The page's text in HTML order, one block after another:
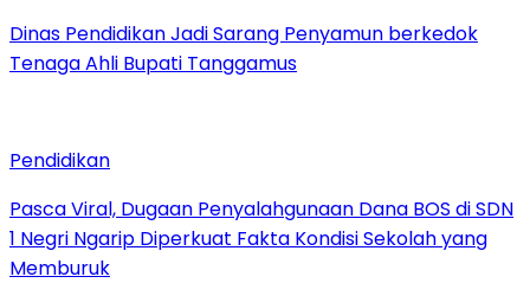
Dinas Pendidikan Jadi Sarang Penyamun berkedok
Tenaga Ahli Bupati Tanggamus
Pendidikan
Pasca Viral, Dugaan Penyalahgunaan Dana BOS di SDN
1 Negri Ngarip Diperkuat Fakta Kondisi Sekolah yang
Memburuk